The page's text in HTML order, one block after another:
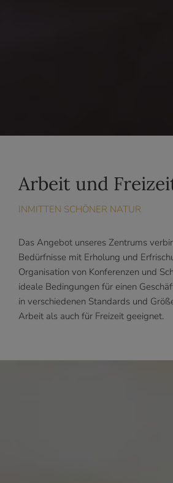
Arbeit und
INMITTEN SCHÖNER NATUR
Das Angebot unseres Zentrums
Bedürfnisse mit Erholung und
Organisation von Konferenzen und
ideale Bedingungen für einen
in verschiedenen Standards und
Arbeit als auch für Freizeit geeignet.